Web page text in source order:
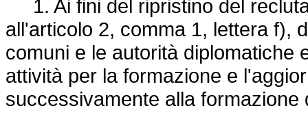
1. Ai fini del ripristino del
all'articolo 2, comma 1, lettera f),
comuni e le autorità diplomatiche
attività per la formazione e
successivamente alla